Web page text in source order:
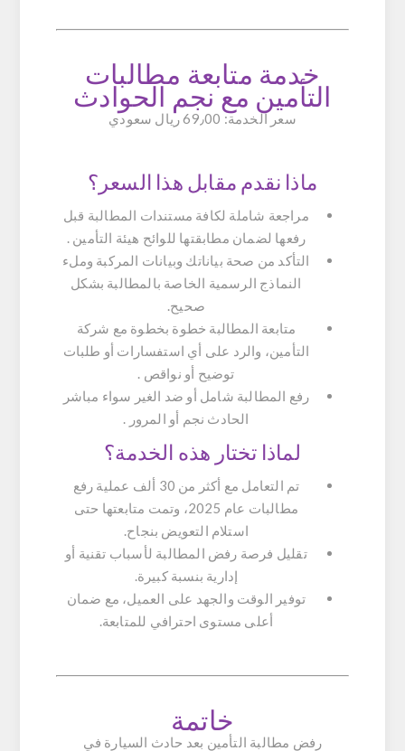
خدمة متابعة مطالبات
التأمين مع نجم الحوادث
سعر الخدمة: 69٫00 ريال سعودي
ماذا نقدم مقابل هذا السعر؟
مراجعة شاملة لكافة مستندات المطالبة قبل
رفعها لضمان مطابقتها للوائح هيئة التأمين .
التأكد من صحة بياناتك وبيانات المركبة وملء
النماذج الرسمية الخاصة بالمطالبة بشكل
صحيح.
متابعة المطالبة خطوة بخطوة مع شركة
التأمين، والرد على أي استفسارات أو طلبات
توضيح أو نواقص .
رفع المطالبة شامل أو ضد الغير سواء مباشر
الحادث نجم أو المرور .
لماذا تختار هذه الخدمة؟
تم التعامل مع أكثر من 30 ألف عملية رفع
مطالبات عام 2025، وتمت متابعتها حتى
استلام التعويض بنجاح.
تقليل فرصة رفض المطالبة لأسباب تقنية أو
إدارية بنسبة كبيرة.
توفير الوقت والجهد على العميل، مع ضمان
أعلى مستوى احترافي للمتابعة.
خاتمة
رفض مطالبة التأمين بعد حادث السيارة في